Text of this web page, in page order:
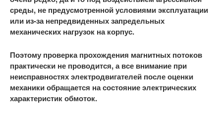
среды, не предусмотренной условиями эксплуатации
или из-за непредвиденных запредельных
механических нагрузок на корпус.
Поэтому проверка прохождения магнитных потоков
практически не проводится, а все внимание при
неисправностях электродвигателей после оценки
механики обращается на состояние электрических
характеристик обмоток.